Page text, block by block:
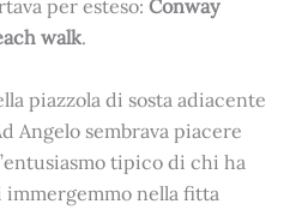
per esteso: Conway
walk.
piazzola di sosta adiacente
Angelo sembrava piacere
tipico di chi ha
immergemmo nella fitta